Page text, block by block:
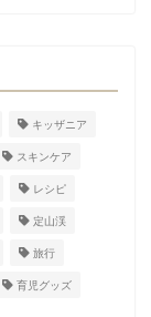
キッザニア
スキンケア
レシピ
定山渓
旅行
育児グッズ